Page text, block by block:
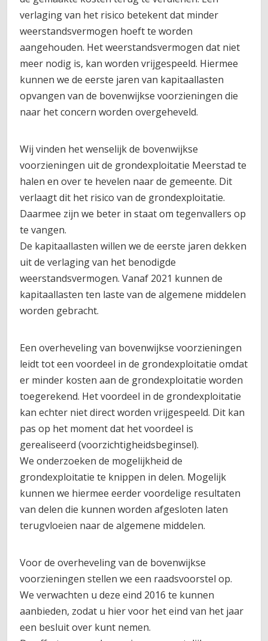
verlaging van het risico betekent dat minder
weerstandsvermogen hoeft te worden
aangehouden. Het weerstandsvermogen dat niet
meer nodig is, kan worden vrijgespeeld. Hiermee
kunnen we de eerste jaren van kapitaallasten
opvangen van de bovenwijkse voorzieningen die
naar het concern worden overgeheveld.
Wij vinden het wenselijk de bovenwijkse
voorzieningen uit de grondexploitatie Meerstad te
halen en over te hevelen naar de gemeente. Dit
verlaagt dit het risico van de grondexploitatie.
Daarmee zijn we beter in staat om tegenvallers op
te vangen.
De kapitaallasten willen we de eerste jaren dekken
uit de verlaging van het benodigde
weerstandsvermogen. Vanaf 2021 kunnen de
kapitaallasten ten laste van de algemene middelen
worden gebracht.
Een overheveling van bovenwijkse voorzieningen
leidt tot een voordeel in de grondexploitatie omdat
er minder kosten aan de grondexploitatie worden
toegerekend. Het voordeel in de grondexploitatie
kan echter niet direct worden vrijgespeeld. Dit kan
pas op het moment dat het voordeel is
gerealiseerd (voorzichtigheidsbeginsel).
We onderzoeken de mogelijkheid de
grondexploitatie te knippen in delen. Mogelijk
kunnen we hiermee eerder voordelige resultaten
van delen die kunnen worden afgesloten laten
terugvloeien naar de algemene middelen.
Voor de overheveling van de bovenwijkse
voorzieningen stellen we een raadsvoorstel op.
We verwachten u deze eind 2016 te kunnen
aanbieden, zodat u hier voor het eind van het jaar
een besluit over kunt nemen.